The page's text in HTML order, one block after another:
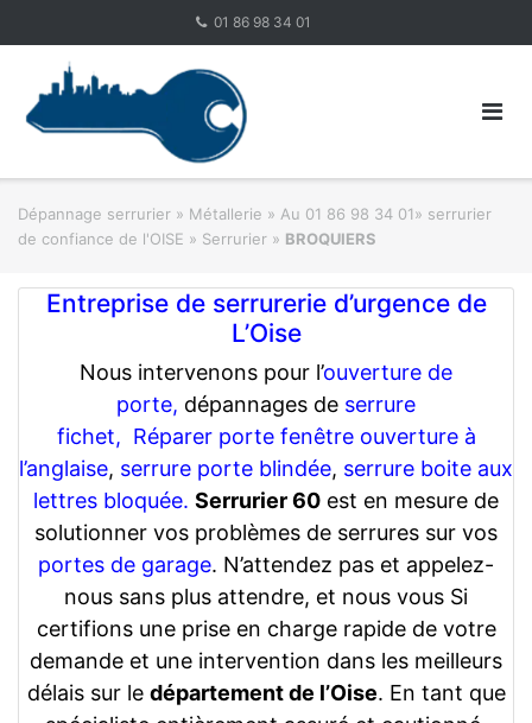
01 86 98 34 01
Dépannage serrurier » Métallerie » Au 01 86 98 34 01» serrurier
de confiance de l'OISE » Serrurier » BROQUIERS
Entreprise de serrurerie d’urgence de
L’Oise
Nous intervenons pour l’ouverture de
porte, dépannages de serrure
fichet, Réparer porte fenêtre ouverture à
l’anglaise, serrure porte blindée, serrure boite aux
lettres bloquée. Serrurier 60 est en mesure de
solutionner vos problèmes de serrures sur vos
portes de garage. N’attendez pas et appelez-
nous sans plus attendre, et nous vous Si
certifions une prise en charge rapide de votre
demande et une intervention dans les meilleurs
délais sur le département de l’Oise. En tant que